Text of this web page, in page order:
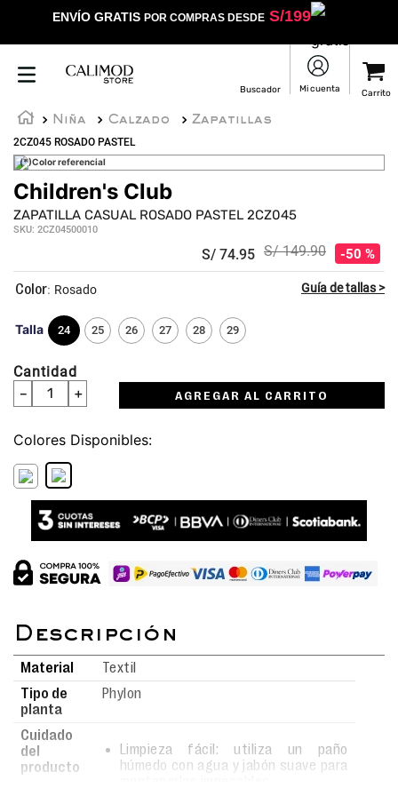
ENVÍO GRATIS POR COMPRAS DESDES/199
Niña Calzado
Zapatillas
2CZ045 ROSADO PASTEL
(*)Color referencial
Children's Club
ZAPATILLA CASUAL ROSADO PASTEL 2CZ045
SKU: 2CZ04500010
S/ 74.95 S/ 149.90 50 %
Talla 24 25 26 27 28 29
: Rosado
Cantidad
＋
－ AGREGAR AL CARRITO
Colores
Material
Textil
Tipo de
planta
Phylon
Cuidado
del
producto
Limpieza fácil: utiliza un paño
húmedo con agua y jabón suave para